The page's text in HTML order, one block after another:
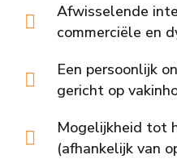
Afwisselende
commerciële en
Een persoonlijk
gericht op
Mogelijkheid tot
(afhankelijk van